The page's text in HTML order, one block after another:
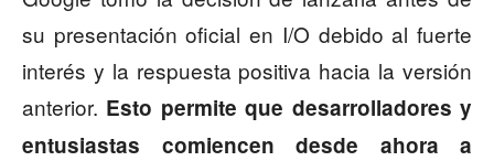
su presentación oficial en I/O debido al fuerte
interés y la respuesta positiva hacia la versión
anterior. Esto permite que desarrolladores y
entusiastas comiencen desde ahora a